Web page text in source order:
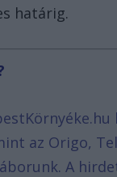
határig.
az Origo,
A